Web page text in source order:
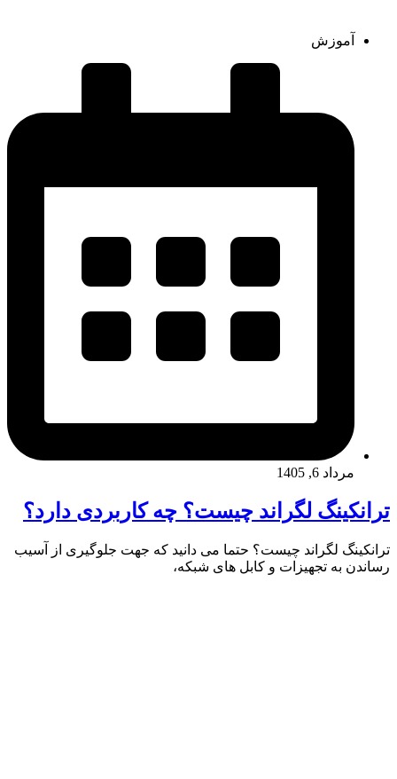
آموزش
مرداد 6, 1405
ترانکینگ لگراند چیست؟ چه کاربردی دارد؟
ترانکینگ لگراند چیست؟ حتما می دانید که جهت جلوگیری از آسیب
رساندن به تجهیزات و کابل های شبکه،